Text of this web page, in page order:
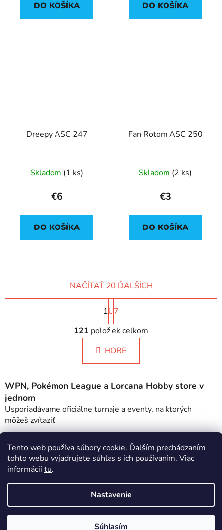
Tento web používa súbory cookie. Ďalším prechádzaním
tohto webu vyjadrujete súhlas s ich používaním. Viac
informáciítu.
Nastavenie
Súhlasím
DO KOŠÍKA DO KOŠÍKA
Dreepy ASC 247
Skladom (1 ks)
€6
DO KOŠÍKA
Fan Rotom ASC 250
Skladom (2 ks)
€3
DO KOŠÍKA
O
v
l
á
d
c
e
r
v
k
y
ý
p
i
s
NAČÍTAŤ 20 ĎALŠÍCH
S
t
r
á
n
k
n
e
1
7
121 položiek celkom
HORE
WPN, Pokémon League a Lorcana Hobby store v
jednom
Usporiadávame oficiálne turnaje a eventy, na ktorých
môžeš zvíťaziť!
Moderné, Vintage aj PSA karty! Jedna z najväčších ponúk,
ktoré môžeš nájsť!
Možný osobný odber
Vyzdvihni si produkty priamo na našich kamenných
predajniach - rýchlo a jednoducho:).